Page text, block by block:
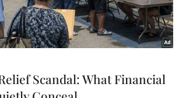
Scandal: What Financial